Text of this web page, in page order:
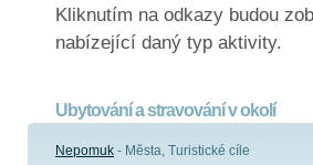
Kliknutím na odkazy budou
nabízející daný typ aktivity.
Ubytování a stravování v okolí
Nepomuk - Města, Turistické cíle